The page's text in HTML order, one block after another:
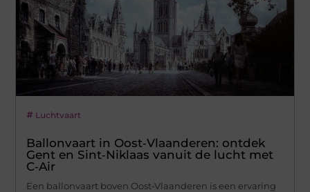
Luchtvaart
Ballonvaart in Oost‑Vlaanderen: ontdek
Gent en Sint‑Niklaas vanuit de lucht met
C‑Air
Een ballonvaart boven Oost‑Vlaanderen is een ervaring